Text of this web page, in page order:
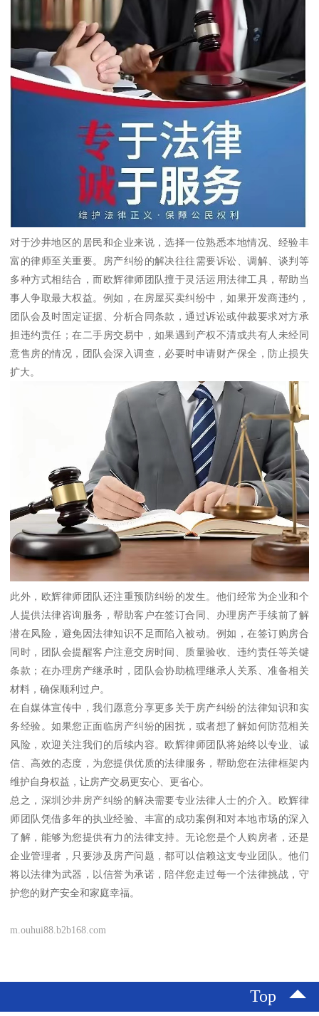
对于沙井地区的居民和企业来说，选择一位熟悉本地情况、经验丰
富的律师至关重要。房产纠纷的解决往往需要诉讼、调解、谈判等
多种方式相结合，而欧辉律师团队擅于灵活运用法律工具，帮助当
事人争取最大权益。例如，在房屋买卖纠纷中，如果开发商违约，
团队会及时固定证据、分析合同条款，通过诉讼或仲裁要求对方承
担违约责任；在二手房交易中，如果遇到产权不清或共有人未经同
意售房的情况，团队会深入调查，必要时申请财产保全，防止损失
扩大。
此外，欧辉律师团队还注重预防纠纷的发生。他们经常为企业和个
人提供法律咨询服务，帮助客户在签订合同、办理房产手续前了解
潜在风险，避免因法律知识不足而陷入被动。例如，在签订购房合
同时，团队会提醒客户注意交房时间、质量验收、违约责任等关键
条款；在办理房产继承时，团队会协助梳理继承人关系、准备相关
材料，确保顺利过户。
在自媒体宣传中，我们愿意分享更多关于房产纠纷的法律知识和实
务经验。如果您正面临房产纠纷的困扰，或者想了解如何防范相关
风险，欢迎关注我们的后续内容。欧辉律师团队将始终以专业、诚
信、高效的态度，为您提供优质的法律服务，帮助您在法律框架内
维护自身权益，让房产交易更安心、更省心。
总之，深圳沙井房产纠纷的解决需要专业法律人士的介入。欧辉律
师团队凭借多年的执业经验、丰富的成功案例和对本地市场的深入
了解，能够为您提供有力的法律支持。无论您是个人购房者，还是
企业管理者，只要涉及房产问题，都可以信赖这支专业团队。他们
将以法律为武器，以信誉为承诺，陪伴您走过每一个法律挑战，守
护您的财产安全和家庭幸福。
m.ouhui88.b2b168.com
Top